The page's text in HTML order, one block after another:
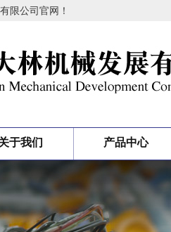
限公司官网！
于我们 产品中心